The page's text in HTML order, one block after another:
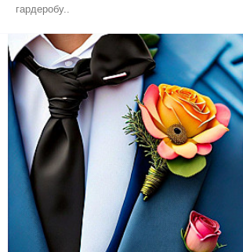
гардеробу..